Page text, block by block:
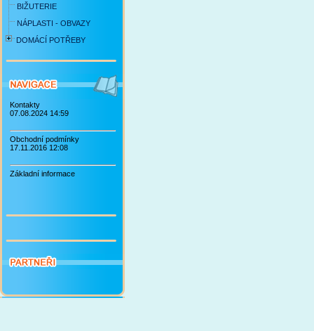
BIŽUTERIE
NÁPLASTI - OBVAZY
DOMÁCÍ POTŘEBY
Kontakty
07.08.2024 14:59
Obchodní podmínky
17.11.2016 12:08
Základní informace